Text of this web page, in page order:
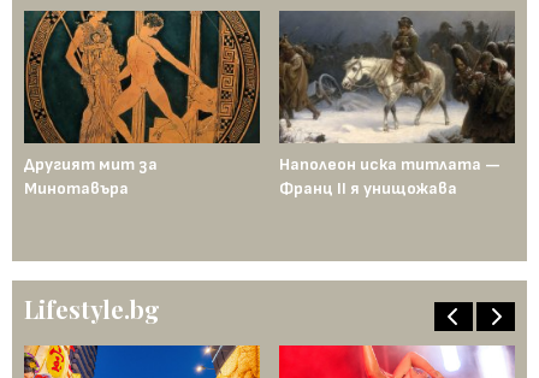
Другият мит за
Минотавъра
Наполеон иска титлата —
Франц II я унищожава
Lifestyle.bg